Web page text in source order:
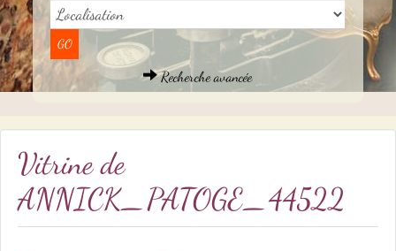
Recherche avancée
Vitrine de
ANNICK_PATOGE_44522